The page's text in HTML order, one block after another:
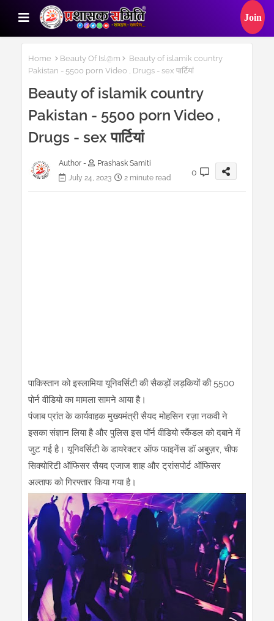
Home Beauty Of Isl@m
Beauty of islamik country
Pakistan - 5500 porn Video , Drugs - sex पार्टियां
Beauty of islamik country
Pakistan - 5500 porn Video ,
Drugs - sex पार्टियां
Author -
Prashask Samiti
July 24, 2023
2 minute read
0
पाकिस्तान को इस्लामिया यूनिवर्सिटी की सैकड़ों लड़कियों की 5500
पोर्न वीडियो का मामला सामने आया है।
पंजाब प्रांत के कार्यवाहक मुख्यमंत्री सैयद मोहसिन रज़ा नकवी ने
इसका संज्ञान लिया है और पुलिस इस पॉर्न वीडियो स्कैंडल को दबाने में
जुट गई है। यूनिवर्सिटी के डायरेक्टर ऑफ फाइनेंस डॉ अबुज़र, चीफ
सिक्योरिटी ऑफिसर सैयद एजाज शाह और ट्रांसपोर्ट ऑफिसर
अल्ताफ को गिरफ्तार किया गया है।